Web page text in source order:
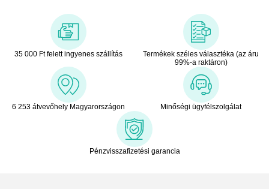
35 000 Ft felett ingyenes szállítás
Termékek széles választéka (az áru
99%-a raktáron)
6 253 átvevőhely Magyarországon Minőségi ügyfélszolgálat
Pénzvisszafizetési garancia